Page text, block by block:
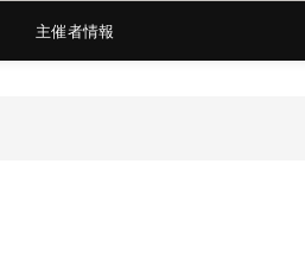
主催者情報